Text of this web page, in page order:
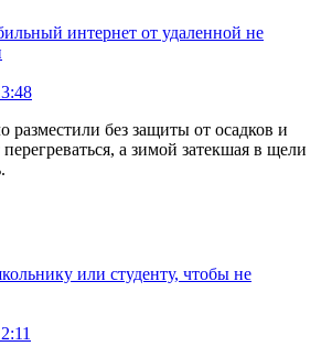
интернет от удаленной не
разместили без защиты от осадков и
а зимой затекшая в щели
или студенту, чтобы не